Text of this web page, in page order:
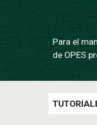
Para el
de OPES
TUTORIAL